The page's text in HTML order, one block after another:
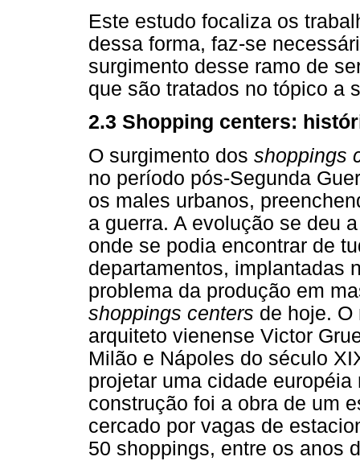
Este estudo focaliza os
dessa forma, faz-se
surgimento desse ramo de
que são tratados no tópico a
2.3 Shopping centers:
O surgimento dos shoppings
no período pós-Segunda
os males urbanos,
a guerra. A evolução se deu
onde se podia encontrar de
departamentos, implantadas
problema da produção em
shoppings centers de hoje.
arquiteto vienense Victor
Milão e Nápoles do século
projetar uma cidade
construção foi a obra de um
cercado por vagas de
50 shoppings, entre os anos